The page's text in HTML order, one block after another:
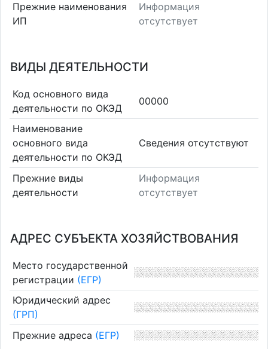
Прежние наименования
ИП
Информация
отсутствует
ВИДЫ ДЕЯТЕЛЬНОСТИ
Код основного вида
деятельности по ОКЭД
00000
Наименование
основного вида
деятельности по ОКЭД
Cведения отсутствуют
Прежние виды
деятельности
Информация
отсутствует
АДРЕС СУБЪЕКТА ХОЗЯЙСТВОВАНИЯ
Место государственной
регистрации (ЕГР)
Юридический адрес
(ГРП)
Прежние адреса (ЕГР)